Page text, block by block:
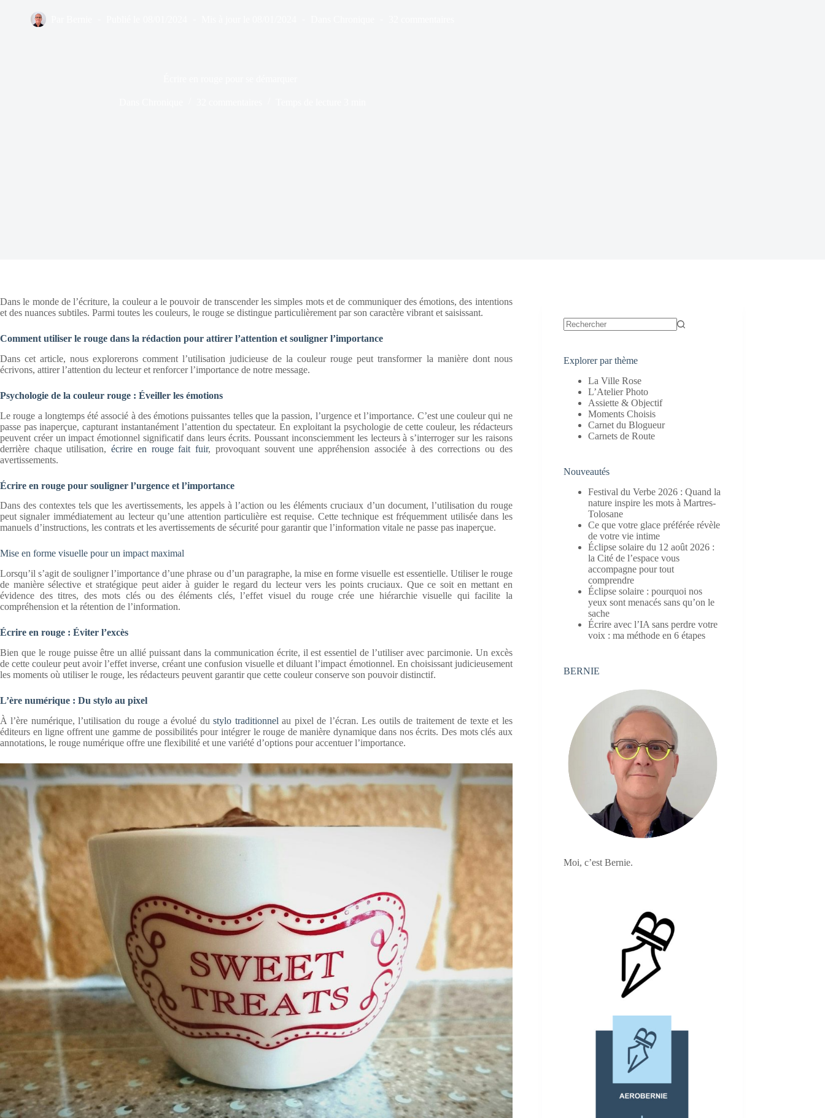
Dans le monde de l’écriture, la couleur a le pouvoir de transcender les simples mots et de communiquer des émotions, des intentions
et des nuances subtiles. Parmi toutes les couleurs, le rouge se distingue particulièrement par son caractère vibrant et saisissant.
Comment utiliser le rouge dans la rédaction pour attirer l’attention et souligner l’importance
Dans cet article, nous explorerons comment l’utilisation judicieuse de la couleur rouge peut transformer la manière dont nous
écrivons, attirer l’attention du lecteur et renforcer l’importance de notre message.
Psychologie de la couleur rouge : Éveiller les émotions
Le rouge a longtemps été associé à des émotions puissantes telles que la passion, l’urgence et l’importance. C’est une couleur qui ne
passe pas inaperçue, capturant instantanément l’attention du spectateur. En exploitant la psychologie de cette couleur, les rédacteurs
peuvent créer un impact émotionnel significatif dans leurs écrits. Poussant inconsciemment les lecteurs à s’interroger sur les raisons
derrière chaque utilisation,écrire en rouge fait fuir, provoquant souvent une appréhension associée à des corrections ou des
avertissements.
Écrire en rouge pour souligner l’urgence et l’importance
Dans des contextes tels que les avertissements, les appels à l’action ou les éléments cruciaux d’un document, l’utilisation du rouge
peut signaler immédiatement au lecteur qu’une attention particulière est requise. Cette technique est fréquemment utilisée dans les
manuels d’instructions, les contrats et les avertissements de sécurité pour garantir que l’information vitale ne passe pas inaperçue.
Mise en forme visuelle pour un impact maximal
Lorsqu’il s’agit de souligner l’importance d’une phrase ou d’un paragraphe, la mise en forme visuelle est essentielle. Utiliser le rouge
de manière sélective et stratégique peut aider à guider le regard du lecteur vers les points cruciaux. Que ce soit en mettant en
évidence des titres, des mots clés ou des éléments clés, l’effet visuel du rouge crée une hiérarchie visuelle qui facilite la
compréhension et la rétention de l’information.
Écrire en rouge : Éviter l’excès
Bien que le rouge puisse être un allié puissant dans la communication écrite, il est essentiel de l’utiliser avec parcimonie. Un excès
de cette couleur peut avoir l’effet inverse, créant une confusion visuelle et diluant l’impact émotionnel. En choisissant judicieusement
les moments où utiliser le rouge, les rédacteurs peuvent garantir que cette couleur conserve son pouvoir distinctif.
L’ère numérique : Du stylo au pixel
À l’ère numérique, l’utilisation du rouge a évolué dustylo traditionnel au pixel de l’écran. Les outils de traitement de texte et les
éditeurs en ligne offrent une gamme de possibilités pour intégrer le rouge de manière dynamique dans nos écrits. Des mots clés aux
annotations, le rouge numérique offre une flexibilité et une variété d’options pour accentuer l’importance.
Explorer par thème
La Ville Rose
L’Atelier Photo
Assiette & Objectif
Moments Choisis
Carnet du Blogueur
Carnets de Route
Nouveautés
Festival du Verbe 2026 : Quand la
nature inspire les mots à Martres-
Tolosane
Ce que votre glace préférée révèle
de votre vie intime
Éclipse solaire du 12 août 2026 :
la Cité de l’espace vous
accompagne pour tout
comprendre
Éclipse solaire : pourquoi nos
yeux sont menacés sans qu’on le
sache
Écrire avec l’IA sans perdre votre
voix : ma méthode en 6 étapes
BERNIE
Moi, c’est Bernie.